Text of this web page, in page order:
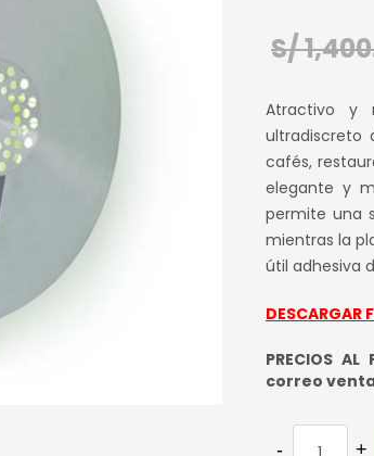
S/
Atractivo y
ultradiscreto
cafés,
elegante y
permite una
mientras la
útil adhesiva
DESCARGAR
PRECIOS
correo